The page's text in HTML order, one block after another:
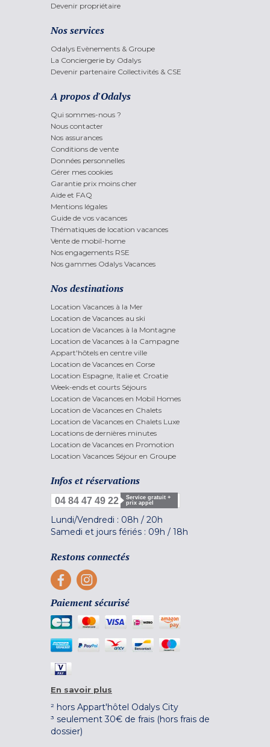
Devenir propriétaire
Nos services
Odalys Evènements & Groupe
La Conciergerie by Odalys
Devenir partenaire Collectivités & CSE
A propos d'Odalys
Qui sommes-nous ?
Nous contacter
Nos assurances
Conditions de vente
Données personnelles
Gérer mes cookies
Garantie prix moins cher
Aide et FAQ
Mentions légales
Guide de vos vacances
Thématiques de location vacances
Vente de mobil-home
Nos engagements RSE
Nos gammes Odalys Vacances
Nos destinations
Location Vacances à la Mer
Location de Vacances au ski
Location de Vacances à la Montagne
Location de Vacances à la Campagne
Appart'hôtels en centre ville
Location de Vacances en Corse
Location Espagne, Italie et Croatie
Week-ends et courts Séjours
Location de Vacances en Mobil Homes
Location de Vacances en Chalets
Location de Vacances en Chalets Luxe
Locations de dernières minutes
Location de Vacances en Promotion
Location Vacances Séjour en Groupe
Infos et réservations
04 84 47 49 22
Service gratuit +
prix appel
Lundi/Vendredi : 08h / 20h
Samedi et jours fériés : 09h / 18h
Restons connectés
Paiement sécurisé
En savoir plus
² hors Appart'hôtel Odalys City
³ seulement 30€ de frais (hors frais de
dossier)